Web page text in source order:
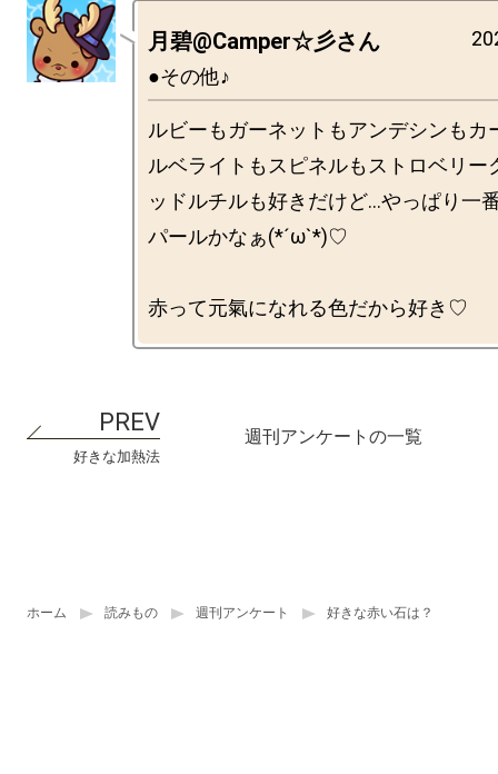
ホーム 読みもの 週刊アンケート 好きな赤い石は？
月碧@Camper☆彡さん
●その他♪
ルビーもガーネットもアンデシンもカ
ルベライトもスピネルもストロベリー
ッドルチルも好きだけど…やっぱり一
パールかなぁ(*´ω`*)♡
好きな加熱法
週刊アンケートの一覧